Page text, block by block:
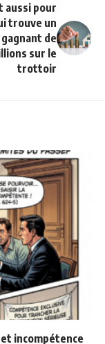
aussi pour
trouve un
de
sur le
trottoir
incompétence